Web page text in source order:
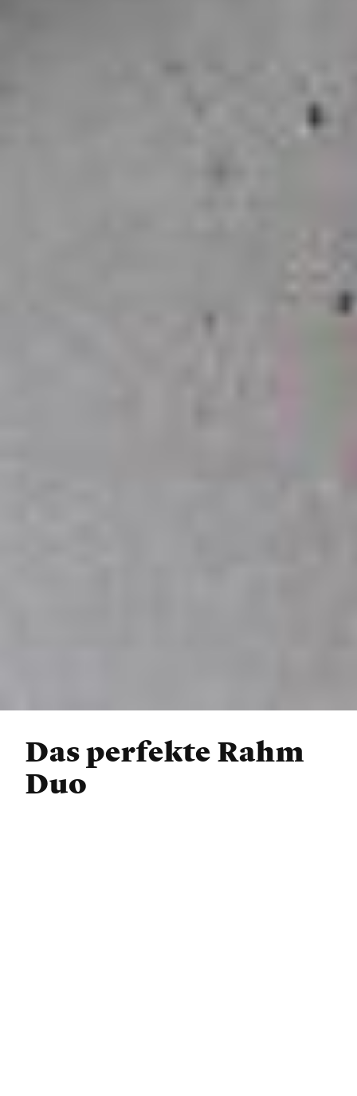
Das perfekte Rahm
Duo